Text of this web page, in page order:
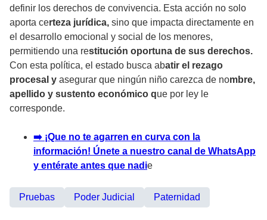
definir los derechos de convivencia. Esta acción no solo
aporta certeza jurídica, sino que impacta directamente en
el desarrollo emocional y social de los menores,
permitiendo una restitución oportuna de sus derechos.
Con esta política, el estado busca abatir el rezago
procesal y asegurar que ningún niño carezca de nombre,
apellido y sustento económico que por ley le
corresponde.
➡️ ¡Que no te agarren en curva con la
información! Únete a nuestro canal de WhatsApp
y entérate antes que nadie
Pruebas Poder Judicial Paternidad